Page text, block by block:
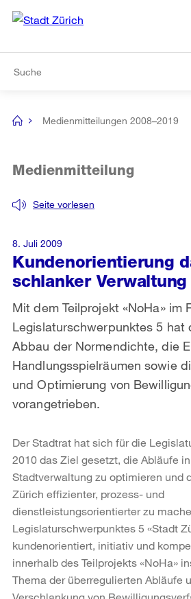
Navigation
[no
Medienmitteilungen 2008–2019
Kundenorientierung
schlanker Verwaltung
Seite vorlesen
Medienmitteilung
Mit dem Teilprojekt «NoHa» im
Legislaturschwerpunktes 5 hat
Abbau der Normendichte, die
Handlungsspielräumen sowie
und Optimierung von
vorangetrieben.
8. Juli 2009
Der Stadtrat hat sich für die
2010 das Ziel gesetzt, die Abläufe
Stadtverwaltung zu optimieren und
Zürich effizienter, prozess- und
dienstleistungsorientierter zu
Legislaturschwerpunktes 5 «Stadt
kundenorientiert, initiativ und
innerhalb des Teilprojekts «NoHa»
Thema der überregulierten Abläufe
Verschlankung von